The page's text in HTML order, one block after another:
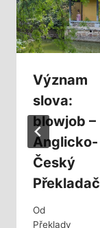
Význam
slova:
blowjob –
Anglicko-
Český
Překladač
Od
Překlady